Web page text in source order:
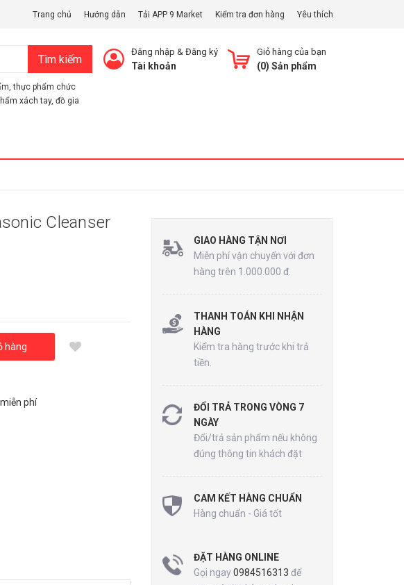
Trang chủ Hướng dẫn Tải APP 9 Market Kiểm tra đơn hàng Yêu thích
Tìm kiếm
,thực phẩm chức
xách tay, đồ gia
Giỏ hàng của bạn
(0) Sản phẩm
Đăng nhập & Đăng ký
Tài khoản
Cleanser
hàng
phí
GIAO HÀNG TẬN NƠI
Miễn phí vận chuyển với đơn
hàng trên 1.000.000 đ.
THANH TOÁN KHI NHẬN
HÀNG
Kiểm tra hàng trước khi trả
tiền.
ĐỔI TRẢ TRONG VÒNG 7
NGÀY
Đổi/trả sản phẩm nếu không
đúng thông tin khách đặt
CAM KẾT HÀNG CHUẨN
Hàng chuẩn - Giá tốt
ĐẶT HÀNG ONLINE
Gọi ngay0984516313 để